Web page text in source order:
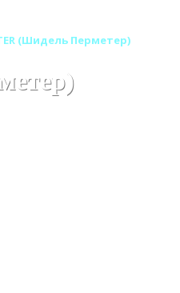
(Шидель Перметер)